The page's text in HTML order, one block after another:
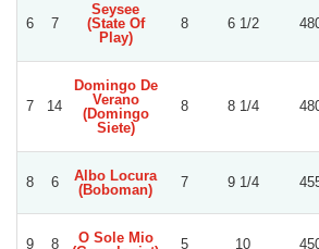
6 7
Seysee
(State Of
Play)
8 6 1/2
7 14
Domingo De
Verano
(Domingo
Siete)
8 8 1/4
8 6
Albo Locura
(Boboman)
7 9 1/4
9 8
O Sole Mio
5 10